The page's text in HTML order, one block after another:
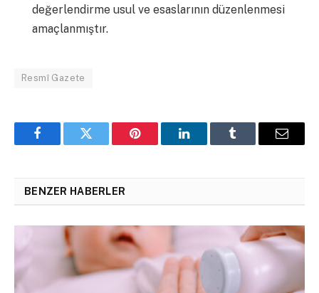
değerlendirme usul ve esaslarının düzenlenmesi
amaçlanmıştır.
Resmî Gazete
FacebookTwitter Pinterest LinkedInTumblr Email
BENZER HABERLER